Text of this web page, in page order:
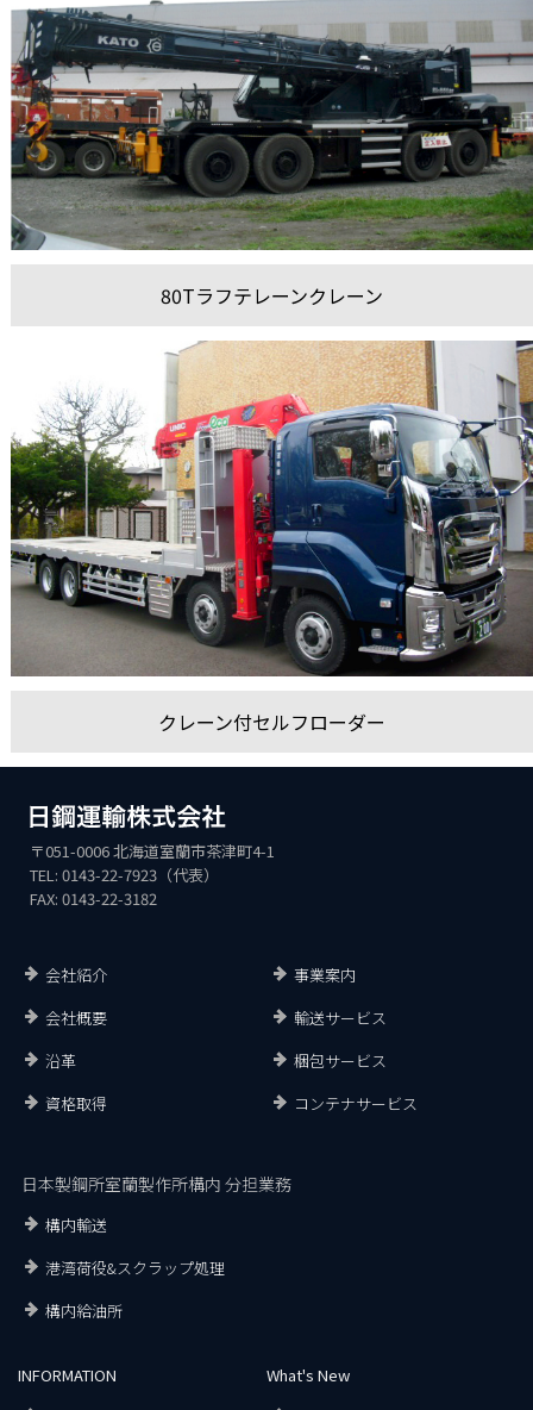
80Tラフテレーンクレーン
クレーン付セルフローダー
〒051-0006 北海道室蘭市茶津町4-1
TEL: 0143-22-7923（代表）
FAX: 0143-22-3182
会社紹介
会社概要
沿革
資格取得
事業案内
輸送サービス
梱包サービス
コンテナサービス
日本製鋼所室蘭製作所構内 分担業務
構内輸送
港湾荷役&スクラップ処理
構内給油所
INFORMATION
What's New